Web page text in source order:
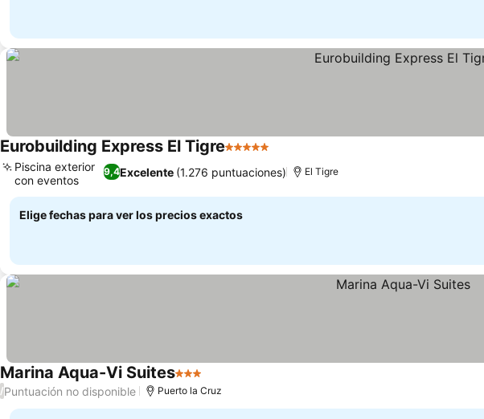
Eurobuilding Express El Tigre5 Estrellas
9,4Excelente (1.276 puntuaciones)
Piscina exterior
con eventos
El Tigre
Elige fechas para ver los precios exactos
Marina Aqua-Vi Suites3 Estrellas
/Puntuación no disponible Puerto la Cruz